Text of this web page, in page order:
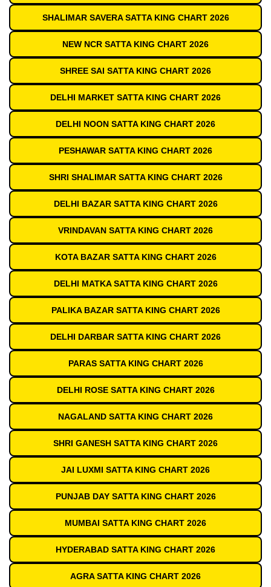
SHALIMAR SAVERA SATTA KING CHART 2026
NEW NCR SATTA KING CHART 2026
SHREE SAI SATTA KING CHART 2026
DELHI MARKET SATTA KING CHART 2026
DELHI NOON SATTA KING CHART 2026
PESHAWAR SATTA KING CHART 2026
SHRI SHALIMAR SATTA KING CHART 2026
DELHI BAZAR SATTA KING CHART 2026
VRINDAVAN SATTA KING CHART 2026
KOTA BAZAR SATTA KING CHART 2026
DELHI MATKA SATTA KING CHART 2026
PALIKA BAZAR SATTA KING CHART 2026
DELHI DARBAR SATTA KING CHART 2026
PARAS SATTA KING CHART 2026
DELHI ROSE SATTA KING CHART 2026
NAGALAND SATTA KING CHART 2026
SHRI GANESH SATTA KING CHART 2026
JAI LUXMI SATTA KING CHART 2026
PUNJAB DAY SATTA KING CHART 2026
MUMBAI SATTA KING CHART 2026
HYDERABAD SATTA KING CHART 2026
AGRA SATTA KING CHART 2026